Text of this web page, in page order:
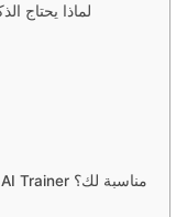
لماذا يحتاج
هل وظيفة Arabic Voice Actor – AI Trainer مناسبة لك؟